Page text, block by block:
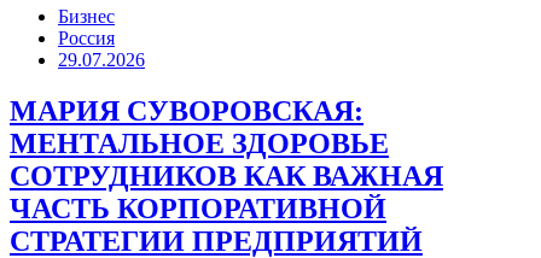
Бизнес
Россия
29.07.2026
МАРИЯ СУВОРОВСКАЯ:
МЕНТАЛЬНОЕ ЗДОРОВЬЕ
СОТРУДНИКОВ КАК ВАЖНАЯ
ЧАСТЬ КОРПОРАТИВНОЙ
СТРАТЕГИИ ПРЕДПРИЯТИЙ